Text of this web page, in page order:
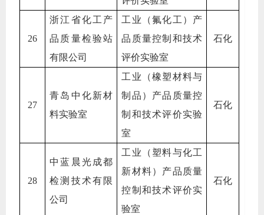
26
浙江省化工产
品质量检验站
有限公司
工业（氟化工）产
品质量控制和技术
评价实验室
石化
27
青岛中化新材
料实验室
工业（橡塑材料与
制品）产品质量控
制和技术评价实验
室
石化
28
中蓝晨光成都
检测技术有限
公司
工业（塑料与化工
新材料）产品质量
控制和技术评价实
验室
石化